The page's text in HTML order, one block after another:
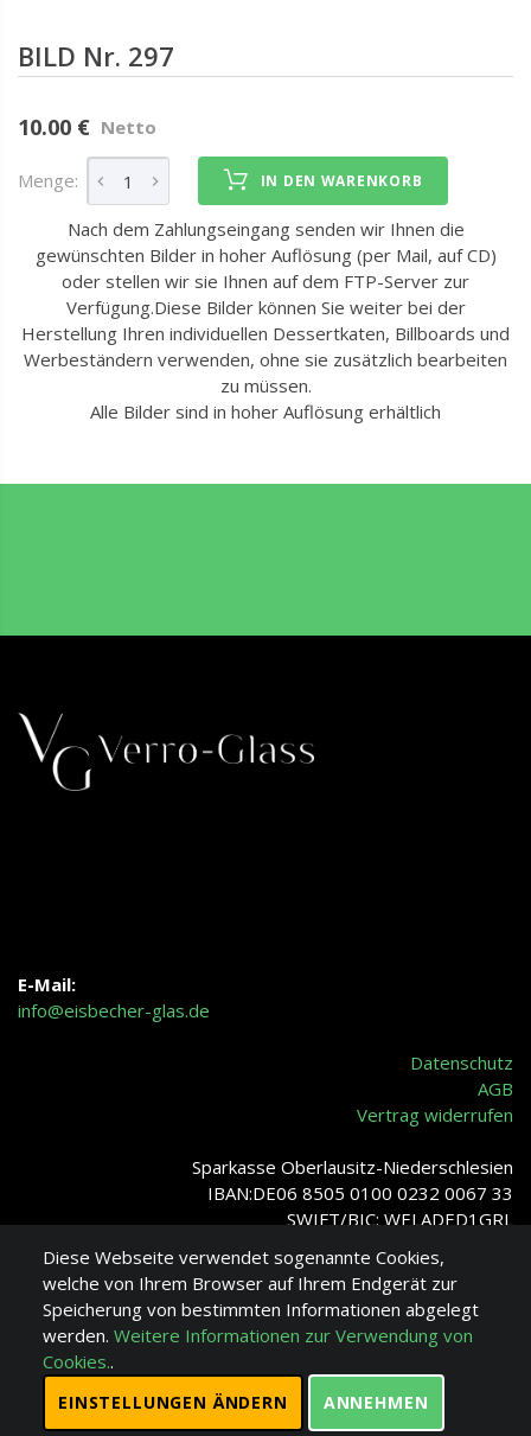
BILD Nr. 297
10.00 € Netto
Menge: IN DEN WARENKORB
Nach dem Zahlungseingang senden wir Ihnen die
gewünschten Bilder in hoher Auflösung (per Mail, auf CD)
oder stellen wir sie Ihnen auf dem FTP-Server zur
Verfügung.Diese Bilder können Sie weiter bei der
Herstellung Ihren individuellen Dessertkaten, Billboards und
Werbeständern verwenden, ohne sie zusätzlich bearbeiten
zu müssen.
Alle Bilder sind in hoher Auflösung erhältlich
E-Mail:
info@eisbecher-glas.de
Datenschutz
AGB
Vertrag widerrufen
Sparkasse Oberlausitz-Niederschlesien
IBAN:DE06 8505 0100 0232 0067 33
SWIFT/BIC: WELADED1GRL
Verro-Glass ©
Verro-Glass © 2026
Diese Webseite verwendet sogenannte Cookies,
welche von Ihrem Browser auf Ihrem Endgerät zur
Speicherung von bestimmten Informationen abgelegt
werden. Weitere Informationen zur Verwendung von
Cookies..
EINSTELLUNGEN ÄNDERN ANNEHMEN